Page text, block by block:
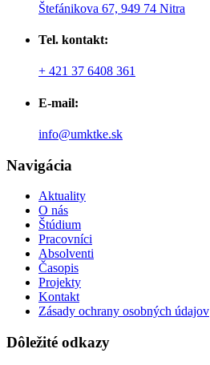
Štefánikova 67, 949 74 Nitra
Tel. kontakt:
+ 421 37 6408 361
E-mail:
info@umktke.sk
Navigácia
Aktuality
O nás
Štúdium
Pracovníci
Absolventi
Časopis
Projekty
Kontakt
Zásady ochrany osobných údajov
Dôležité odkazy